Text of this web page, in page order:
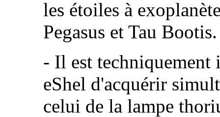
les étoiles à
Pegasus et Tau Bootis.
- Il est techniquement
eShel d'acquérir
celui de la lampe